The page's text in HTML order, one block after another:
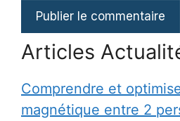
Articles
Comprendre et
magnétique entre 2